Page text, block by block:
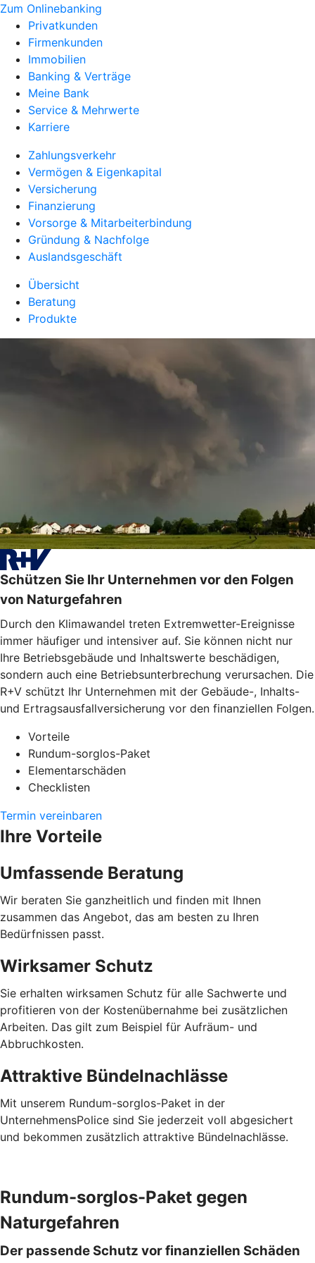
Zum Onlinebanking
Privatkunden
Firmenkunden
Immobilien
Banking & Verträge
Meine Bank
Service & Mehrwerte
Karriere
Zahlungsverkehr
Vermögen & Eigenkapital
Versicherung
Finanzierung
Vorsorge & Mitarbeiterbindung
Gründung & Nachfolge
Auslandsgeschäft
Übersicht
Beratung
Produkte
Schützen Sie Ihr Unternehmen vor den Folgen
von Naturgefahren
Durch den Klimawandel treten Extremwetter-Ereignisse
immer häufiger und intensiver auf. Sie können nicht nur
Ihre Betriebsgebäude und Inhaltswerte beschädigen,
sondern auch eine Betriebsunterbrechung verursachen. Die
R+V schützt Ihr Unternehmen mit der Gebäude-, Inhalts-
und Ertragsausfallversicherung vor den finanziellen Folgen.
Vorteile
Rundum-sorglos-Paket
Elementarschäden
Checklisten
Termin vereinbaren
Ihre Vorteile
Umfassende Beratung
Wir beraten Sie ganzheitlich und finden mit Ihnen
zusammen das Angebot, das am besten zu Ihren
Bedürfnissen passt.
Wirksamer Schutz
Sie erhalten wirksamen Schutz für alle Sachwerte und
profitieren von der Kostenübernahme bei zusätzlichen
Arbeiten. Das gilt zum Beispiel für Aufräum- und
Abbruchkosten.
Attraktive Bündelnachlässe
Mit unserem Rundum-sorglos-Paket in der
UnternehmensPolice sind Sie jederzeit voll abgesichert
und bekommen zusätzlich attraktive Bündelnachlässe.
Rundum-sorglos-Paket gegen
Naturgefahren
Der passende Schutz vor finanziellen Schäden